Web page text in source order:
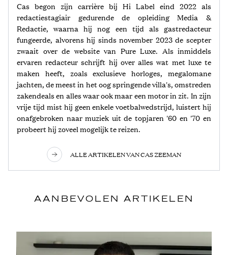
Cas begon zijn carrière bij Hi Label eind 2022 als
redactiestagiair gedurende de opleiding Media &
Redactie, waarna hij nog een tijd als gastredacteur
fungeerde, alvorens hij sinds november 2023 de scepter
zwaait over de website van Pure Luxe. Als inmiddels
ervaren redacteur schrijft hij over alles wat met luxe te
maken heeft, zoals exclusieve horloges, megalomane
jachten, de meest in het oog springende villa's, omstreden
zakendeals en alles waar ook maar een motor in zit. In zijn
vrije tijd mist hij geen enkele voetbalwedstrijd, luistert hij
onafgebroken naar muziek uit de topjaren '60 en '70 en
probeert hij zoveel mogelijk te reizen.
ALLE ARTIKELEN VAN CAS ZEEMAN
AANBEVOLEN ARTIKELEN